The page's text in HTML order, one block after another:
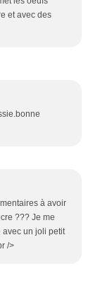
et avec des
à avoir
??? Je me
avec un joli petit
/>